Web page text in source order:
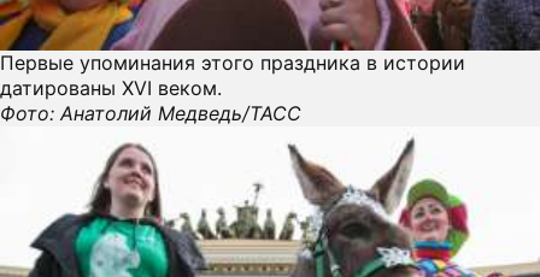
Первые упоминания этого праздника в истории
датированы XVI веком.
Фото: Анатолий Медведь/ТАСС